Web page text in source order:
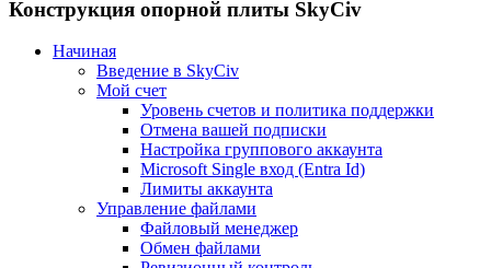
Конструкция опорной плиты SkyCiv
Начиная
Введение в SkyCiv
Мой счет
Уровень счетов и политика поддержки
Отмена вашей подписки
Настройка группового аккаунта
Microsoft Single вход (Entra Id)
Лимиты аккаунта
Управление файлами
Файловый менеджер
Обмен файлами